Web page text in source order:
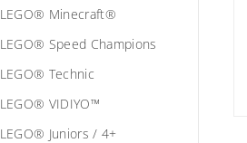
LEGO® Minecraft®
LEGO® Speed Champions
LEGO® Technic
LEGO® VIDIYO™
LEGO® Juniors / 4+